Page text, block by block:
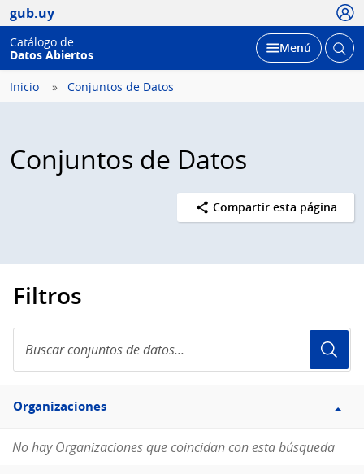
gub.uy
Catálogo de
Datos Abiertos
Desplegar
Menú Abrir
Inicio Conjuntos de Datos
Conjuntos de Datos
Compartir esta página
Filtros
conjuntos
de
Filtro
Organizaciones
Organizaciones
No hay Organizaciones que coincidan con esta búsqueda